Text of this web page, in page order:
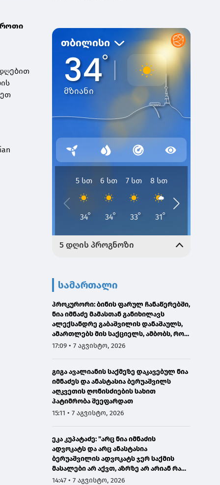
როთი
სამართალი
პროკურორი: ბინის ფარულ ჩანაწერებში,
ნია იმნაძე მამასთან განიხილავს
ალექსანდრე გაბაშვილის დანაშაულს,
ამართლებს მის საქციელს, ამბობს, რომ
სხვანაირად ვერ მოიქცეოდა
17:09 • 7 აგვისტო, 2026
გიგა ავალიანის საქმეზე დაკავებულ ნია
იმნაძეს და ანასტასია ბერუაშვილს
აღკვეთის ღონისძიების სახით
პატიმრობა შეეფარდათ
15:11 • 7 აგვისტო, 2026
ეკა კუპატაძე: "არც ნია იმნაძის
ადვოკატს და არც ანასტასია
ბერუაშვილის ადვოკატს ჯერ საქმის
მასალები არ აქვთ, აზრზე არ არიან რა
წერია მასალებში"
14:47 • 7 აგვისტო, 2026